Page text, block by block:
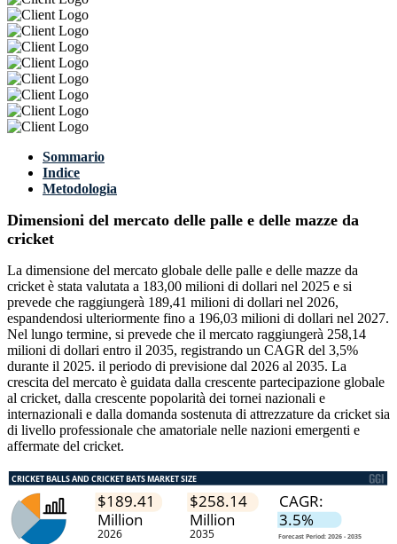
Sommario
Indice
Metodologia
Dimensioni del mercato delle palle e delle mazze da
cricket
La dimensione del mercato globale delle palle e delle mazze da
cricket è stata valutata a 183,00 milioni di dollari nel 2025 e si
prevede che raggiungerà 189,41 milioni di dollari nel 2026,
espandendosi ulteriormente fino a 196,03 milioni di dollari nel 2027.
Nel lungo termine, si prevede che il mercato raggiungerà 258,14
milioni di dollari entro il 2035, registrando un CAGR del 3,5%
durante il 2025. il periodo di previsione dal 2026 al 2035. La
crescita del mercato è guidata dalla crescente partecipazione globale
al cricket, dalla crescente popolarità dei tornei nazionali e
internazionali e dalla domanda sostenuta di attrezzature da cricket sia
di livello professionale che amatoriale nelle nazioni emergenti e
affermate del cricket.